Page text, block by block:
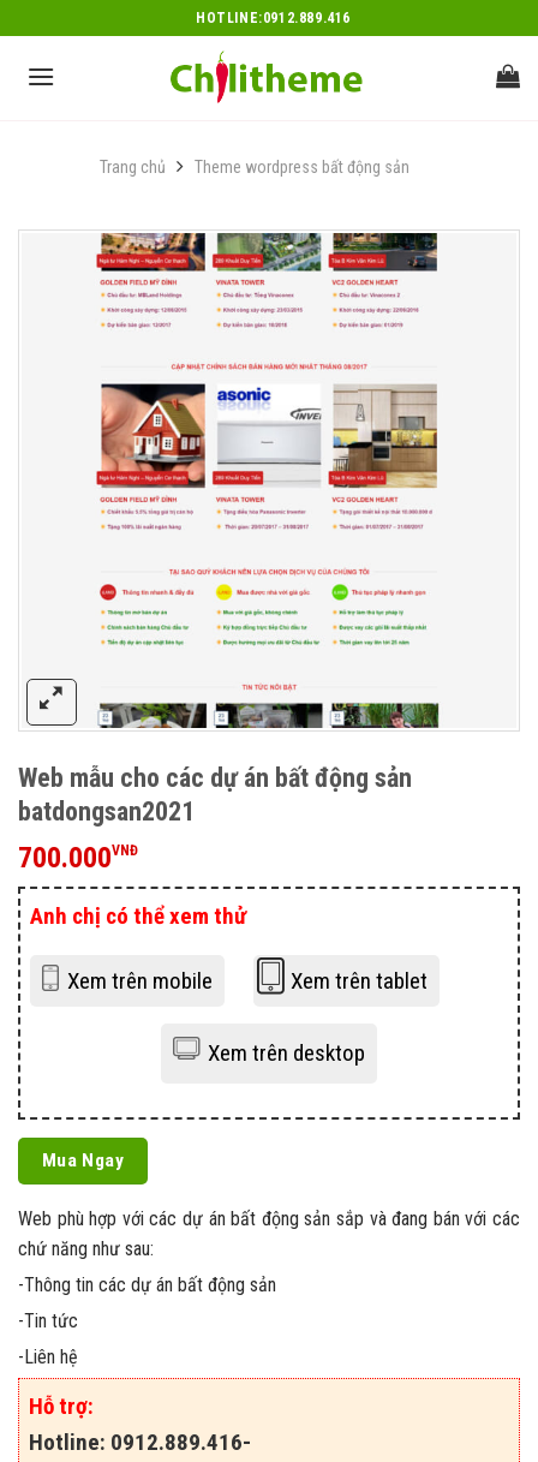
to
content
HOTLINE:0912.889.416
Trang chủ Theme wordpress bất động sản
Web mẫu cho các dự án bất động sản
batdongsan2021
700.000VNĐ
Anh chị có thể xem thử
Xem trên mobile Xem trên tablet
Xem trên desktop
Mua Ngay
Web phù hợp với các dự án bất động sản sắp và đang bán với các
chứ năng như sau:
-Thông tin các dự án bất động sản
-Tin tức
-Liên hệ
Hỗ trợ:
Hotline: 0912.889.416-